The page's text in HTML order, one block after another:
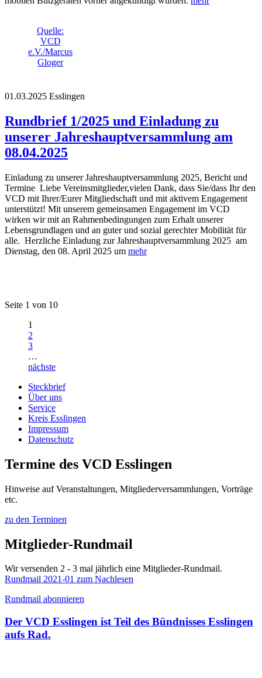
Quelle:
VCD
e.V./Marcus
Gloger
01.03.2025 Esslingen
Rundbrief 1/2025 und Einladung zu
unserer Jahreshauptversammlung am
08.04.2025
Einladung zu unserer Jahreshauptversammlung 2025, Bericht und
Termine Liebe Vereinsmitglieder,vielen Dank, dass Sie/dass Ihr den
VCD mit Ihrer/Eurer Mitgliedschaft und mit aktivem Engagement
unterstützt! Mit unserem gemeinsamen Engagement im VCD
wirken wir mit an Rahmenbedingungen zum Erhalt unserer
Lebensgrundlagen und an guter und sozial gerechter Mobilität für
alle. Herzliche Einladung zur Jahreshauptversammlung 2025 am
Dienstag, den 08. April 2025 um mehr
Seite 1 von 10
1
2
3
…
nächste
Steckbrief
Über uns
Service
Kreis Esslingen
Impressum
Datenschutz
Termine des VCD Esslingen
Hinweise auf Veranstaltungen, Mitgliederversammlungen, Vorträge
etc.
zu den Terminen
Mitglieder-Rundmail
Wir versenden 2 - 3 mal jährlich eine Mitglieder-Rundmail.
Rundmail 2021-01 zum Nachlesen
Rundmail abonnieren
Der VCD Esslingen ist Teil des Bündnisses Esslingen
aufs Rad.